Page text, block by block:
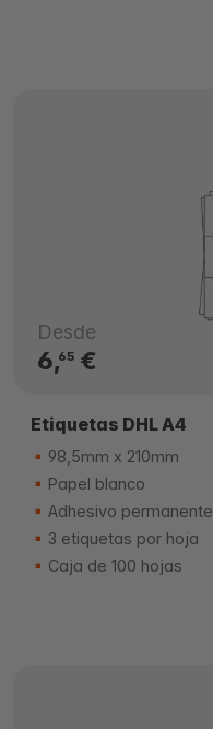
Desde
6,65€
Etiquetas DHL A4
98,5mm x 210mm
Papel blanco
Adhesivo permanente
3 etiquetas por hoja
Caja de 100 hojas